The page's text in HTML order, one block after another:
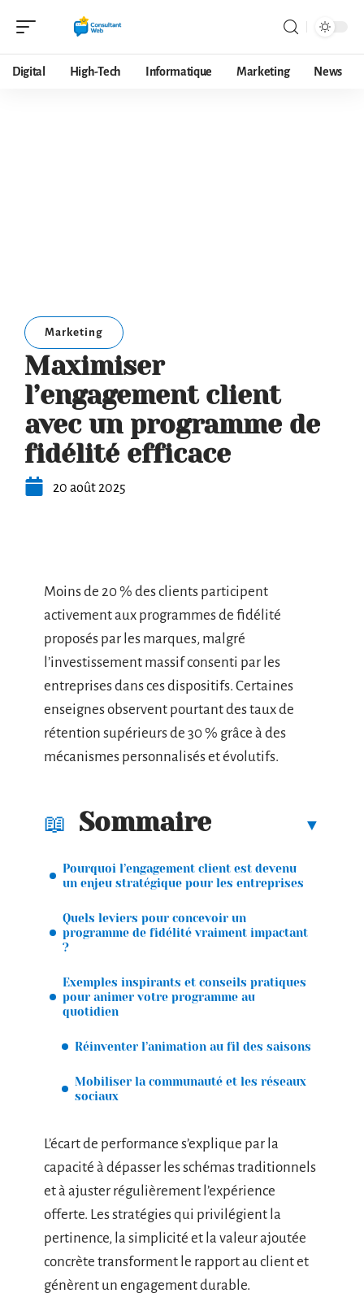
Digital High-Tech Informatique Marketing News
Marketing
Maximiser
l’engagement client
avec un programme de
fidélité efficace
20 août 2025
Moins de 20 % des clients participent
activement aux programmes de fidélité
proposés par les marques, malgré
l’investissement massif consenti par les
entreprises dans ces dispositifs. Certaines
enseignes observent pourtant des taux de
rétention supérieurs de 30 % grâce à des
mécanismes personnalisés et évolutifs.
Sommaire
Pourquoi l’engagement client est devenu
un enjeu stratégique pour les entreprises
Quels leviers pour concevoir un
programme de fidélité vraiment impactant
?
Exemples inspirants et conseils pratiques
pour animer votre programme au
quotidien
Réinventer l’animation au fil des saisons
Mobiliser la communauté et les réseaux
sociaux
L’écart de performance s’explique par la
capacité à dépasser les schémas traditionnels
et à ajuster régulièrement l’expérience
offerte. Les stratégies qui privilégient la
pertinence, la simplicité et la valeur ajoutée
concrète transforment le rapport au client et
génèrent un engagement durable.